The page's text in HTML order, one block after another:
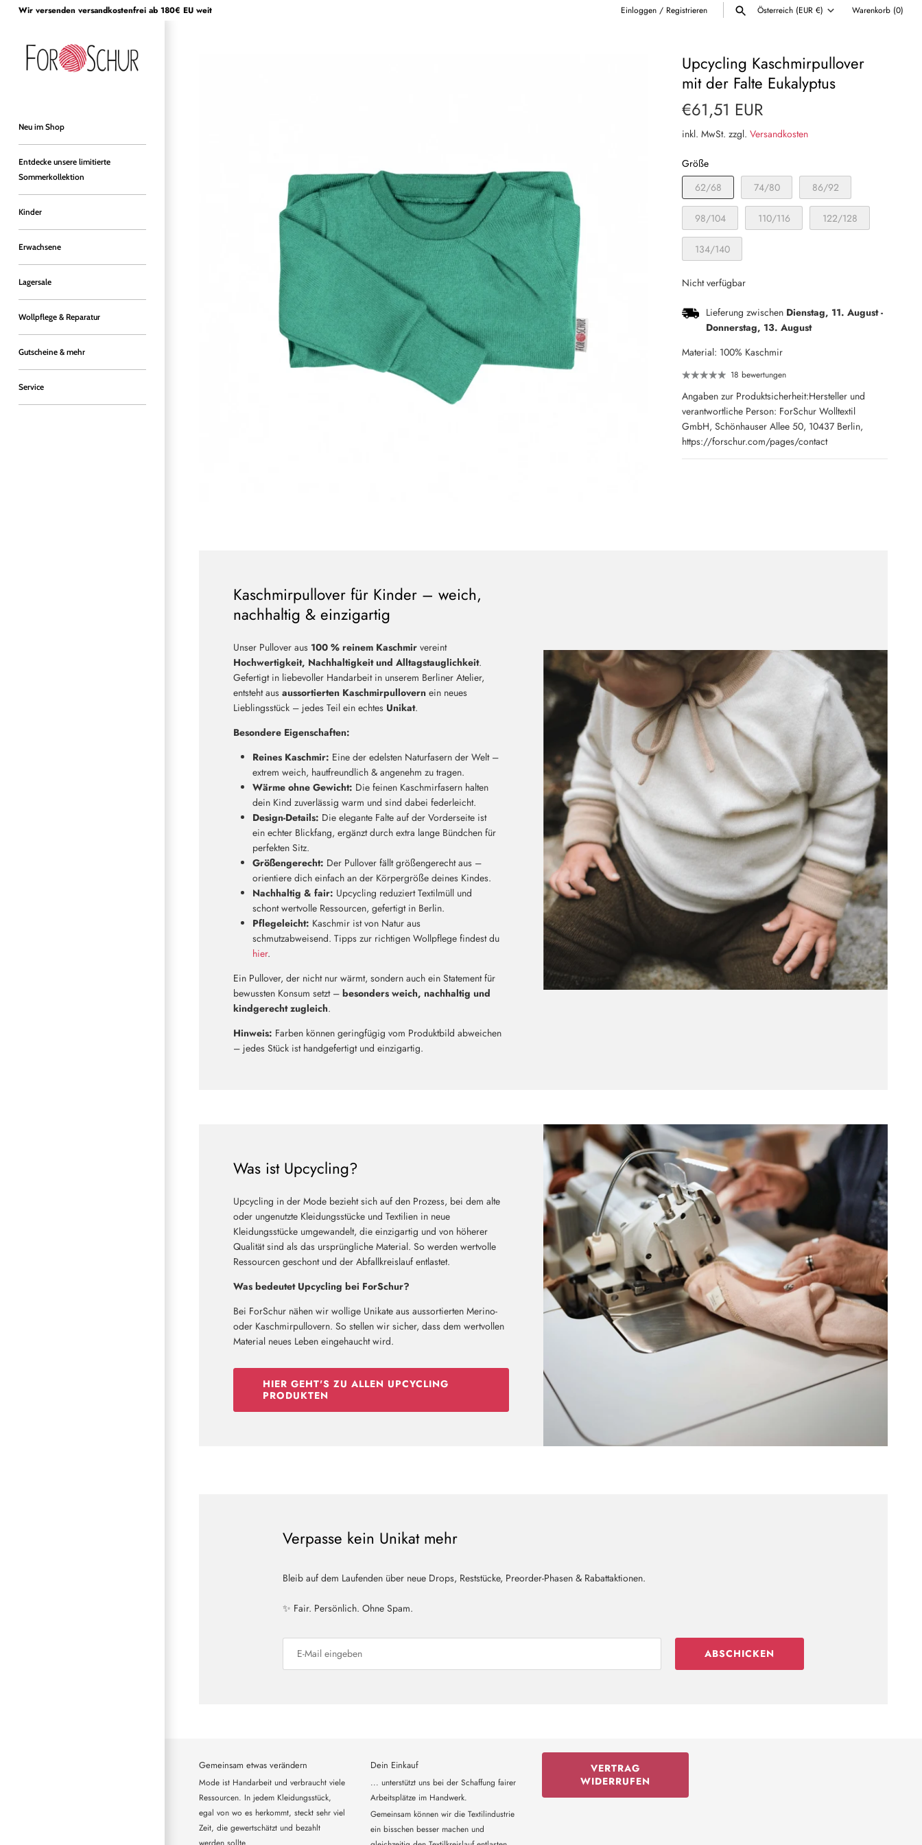
DirektWir versenden versandkostenfrei ab 180€ EU weit Einloggen / Registrieren Währung
Österreich (EUR €) Warenkorb (0)
Neu im Shop
Entdecke unsere limitierte
Sommerkollektion
Kinder
Erwachsene
Lagersale
Wollpflege & Reparatur
Gutscheine & mehr
Service
Upcycling Kaschmirpullover
mit der Falte Eukalyptus
€61,51 EUR
inkl. MwSt. zzgl. Versandkosten
Größe
62/68
74/80 86/92
98/104 110/116 122/128
134/140
Nicht verfügbar
Lieferung zwischen Dienstag, 11. August-
Donnerstag, 13. August
Material: 100% Kaschmir
18 bewertungen
Angaben zur Produktsicherheit:Hersteller und
verantwortliche Person: ForSchur Wolltextil
GmbH, Schönhauser Allee 50, 10437 Berlin,
https://forschur.com/pages/contact
Kaschmirpullover für Kinder – weich,
nachhaltig & einzigartig
Unser Pullover aus 100 % reinem Kaschmir vereint
Hochwertigkeit, Nachhaltigkeit und Alltagstauglichkeit.
Gefertigt in liebevoller Handarbeit in unserem Berliner Atelier,
entsteht aus aussortierten Kaschmirpullovern ein neues
Lieblingsstück – jedes Teil ein echtes Unikat.
Besondere Eigenschaften:
Reines Kaschmir: Eine der edelsten Naturfasern der Welt –
extrem weich, hautfreundlich & angenehm zu tragen.
Wärme ohne Gewicht: Die feinen Kaschmirfasern halten
dein Kind zuverlässig warm und sind dabei federleicht.
Design-Details: Die elegante Falte auf der Vorderseite ist
ein echter Blickfang, ergänzt durch extra lange Bündchen für
perfekten Sitz.
Größengerecht: Der Pullover fällt größengerecht aus –
orientiere dich einfach an der Körpergröße deines Kindes.
Nachhaltig & fair: Upcycling reduziert Textilmüll und
schont wertvolle Ressourcen, gefertigt in Berlin.
Pflegeleicht: Kaschmir ist von Natur aus
schmutzabweisend. Tipps zur richtigen Wollpflege findest du
hier.
Ein Pullover, der nicht nur wärmt, sondern auch ein Statement für
bewussten Konsum setzt – besonders weich, nachhaltig und
kindgerecht zugleich.
Hinweis: Farben können geringfügig vom Produktbild abweichen
– jedes Stück ist handgefertigt und einzigartig.
Was ist Upcycling?
Upcycling in der Mode bezieht sich auf den Prozess, bei dem alte
oder ungenutzte Kleidungsstücke und Textilien in neue
Kleidungsstücke umgewandelt, die einzigartig und von höherer
Qualität sind als das ursprüngliche Material. So werden wertvolle
Ressourcen geschont und der Abfallkreislauf entlastet.
Was bedeutet Upcycling bei ForSchur?
Bei ForSchur nähen wir wollige Unikate aus aussortierten Merino-
oder Kaschmirpullovern. So stellen wir sicher, dass dem wertvollen
Material neues Leben eingehaucht wird.
HIER GEHT'S ZU ALLEN UPCYCLING
PRODUKTEN
Verpasse kein Unikat mehr
Bleib auf dem Laufenden über neue Drops, Reststücke, Preorder-Phasen & Rabattaktionen.
✨ Fair. Persönlich. Ohne Spam.
ABSCHICKEN
Gemeinsam etwas verändern
Mode ist Handarbeit und verbraucht viele
Ressourcen. In jedem Kleidungsstück,
egal von wo es herkommt, steckt sehr viel
Zeit, die gewertschätzt und bezahlt
werden sollte.
Dein Einkauf
... unterstützt uns bei der Schaffung fairer
Arbeitsplätze im Handwerk.
Gemeinsam können wir die Textilindustrie
ein bisschen besser machen und
VERTRAG
WIDERRUFEN
Melde dich jetzt für unseren Newsletter an und erhalte einen 10%